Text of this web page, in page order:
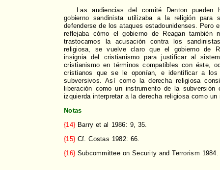
Las audiencias del comité Denton pueden
gobierno sandinista utilizaba a la religión para
defenderse de los ataques estadounidenses. Pero
reflejaba cómo el gobierno de Reagan también
trastocamos la acusación contra los
religiosa, se vuelve claro que el gobierno de
insignia del cristianismo para justificar al
cristianismo en términos compatibles con éste,
cristianos que se le oponían, e identificar a los
subversivos. Así como la derecha religiosa
liberación como un instrumento de la
izquierda interpretar a la derecha religiosa como
Notas
{14} Barry et al 1986: 9, 35.
{15} Cf. Costas 1982: 66.
{16} Subcommittee on Security and Terrorism 1984.